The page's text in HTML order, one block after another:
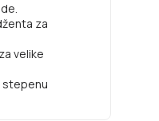
za
velike
stepenu